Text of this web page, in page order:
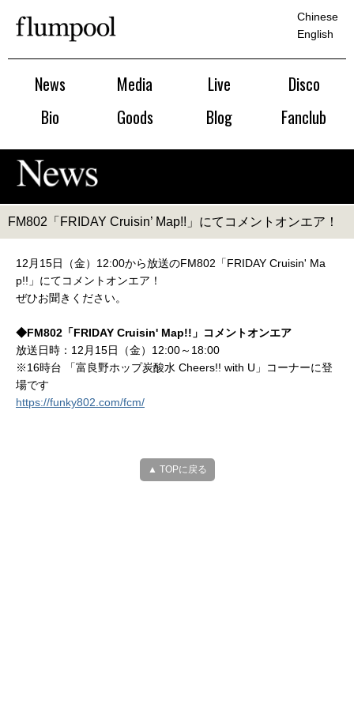
News Media Live
Disco
Bio
Goods Blog Fanclub
Chinese
English
FM802「FRIDAY Cruisin’ Map!!」にてコメントオンエア！
12月15日（金）12:00から放送のFM802「FRIDAY Cruisin' Ma
p!!」にてコメントオンエア！
ぜひお聞きください。
◆FM802「FRIDAY Cruisin' Map!!」コメントオンエア
放送日時：12月15日（金）12:00～18:00
※16時台 「富良野ホップ炭酸水 Cheers!! with U」コーナーに登
場です
https://funky802.com/fcm/
▲ TOPに戻る